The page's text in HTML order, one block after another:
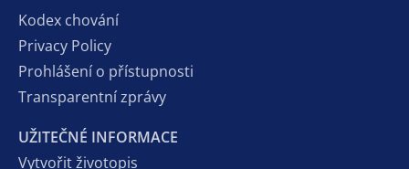
Kodex chování
Privacy Policy
Prohlášení o přístupnosti
Transparentní zprávy
UŽITEČNÉ INFORMACE
Vytvořit životopis